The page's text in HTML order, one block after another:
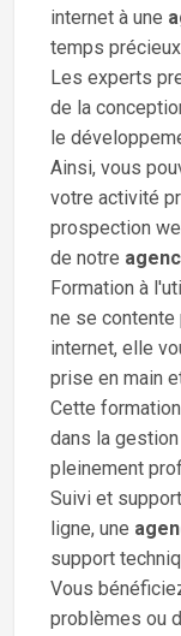
internet à une
temps
Les experts
de la
le
Ainsi, vous
votre activité
prospection
de notre
Formation à
ne se
internet, elle
prise en main
Cette
dans la
pleinement
Suivi et
ligne, une
support
Vous
problèmes ou